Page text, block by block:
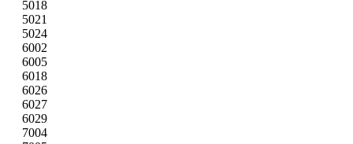
5018
5021
5024
6002
6005
6018
6026
6027
6029
7004